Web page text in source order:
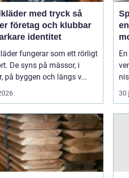
med tryck så
företag och klubbar
identitet
fungerar som ett rörligt
De syns på mässor, i
på byggen och längs v...
30